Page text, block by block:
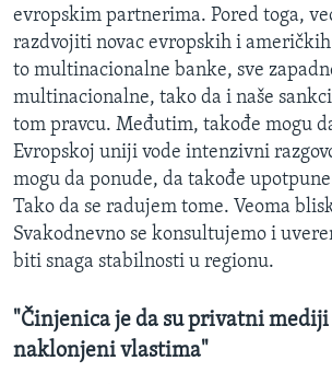
evropskim partnerima. Pored toga,
razdvojiti novac evropskih i američkih
to multinacionalne banke, sve
multinacionalne, tako da i naše
tom pravcu. Međutim, takođe mogu
Evropskoj uniji vode intenzivni
mogu da ponude, da takođe
Tako da se radujem tome. Veoma
Svakodnevno se konsultujemo i
biti snaga stabilnosti u regionu.
"Činjenica je da su privatni
naklonjeni vlastima"